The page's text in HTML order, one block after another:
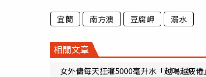
宜蘭 南方澳 豆腐岬 溺水
相關文章
女外傭每天狂灌5000毫升水「越喝越疲